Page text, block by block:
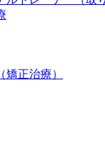
正治療）